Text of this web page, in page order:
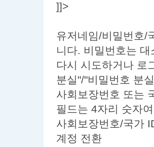
]]>
유저네임/비밀번호/
니다. 비밀번호는
다시 시도하거나 로
분실"/"비밀번호 분실
사회보장번호 또는
필드는 4자리 숫자
사회보장번호/국가
계정 전환